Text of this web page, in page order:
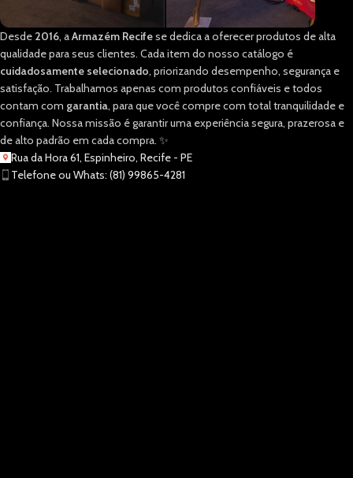
Desde 2016, aArmazém Recifese dedica a oferecer produtos de alta
qualidade para seus clientes. Cada item do nosso catálogo é
cuidadosamente selecionado, priorizando desempenho, segurança e
satisfação. Trabalhamos apenas com produtos confiáveis e todos
contam com garantia, para que você compre com total tranquilidade e
confiança. Nossa missão é garantir uma experiência segura, prazerosa e
de alto padrão em cada compra. ✨
Rua da Hora 61, Espinheiro, Recife - PE
Telefone ou Whats: (81) 99865-4281